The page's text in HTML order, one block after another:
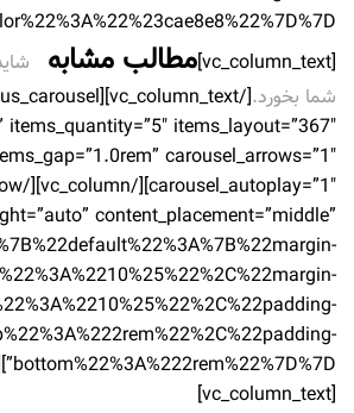
[vc_column_text]
مطالب مشابه
شما بخورد.
[/vc_column_text][us_carousel
items_quantity=”5″ items_layout=”367″
carousel_arrows=”1″
content_placement=”middle”
[vc_column_text]